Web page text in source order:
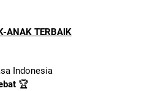
ANAK TERBAIK
Indonesia
🏆